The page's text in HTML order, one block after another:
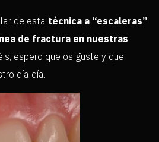
de esta técnica a “escaleras”
de fractura en nuestras
espero que os guste y que
día día.